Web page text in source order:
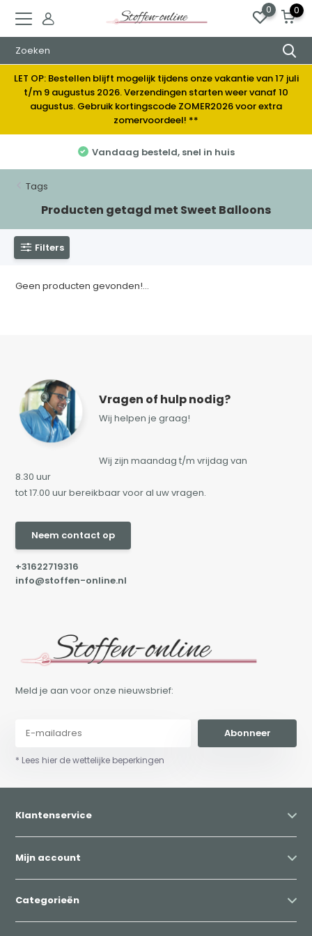
0 0
LET OP: Bestellen blijft mogelijk tijdens onze vakantie van 17 juli
t/m 9 augustus 2026. Verzendingen starten weer vanaf 10
augustus. Gebruik kortingscode ZOMER2026 voor extra
zomervoordeel! **
Vandaag besteld, snel in huis
Tags
Producten getagd met Sweet Balloons
Filters
Geen producten gevonden!...
Vragen of hulp nodig?
Wij helpen je graag!
Wij zijn maandag t/m vrijdag van
8.30 uur
tot 17.00 uur bereikbaar voor al uw vragen.
Neem contact op
+31622719316
info@stoffen-online.nl
Meld je aan voor onze nieuwsbrief:
Abonneer
* Lees hier de wettelijke beperkingen
Klantenservice
Mijn account
Categorieën